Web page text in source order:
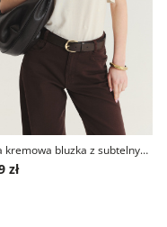
Luźna kremowa bluzka z subtelnym haftem
zł